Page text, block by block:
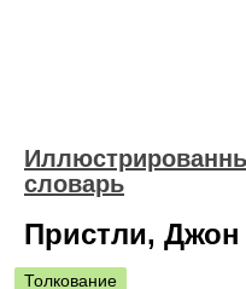
словарь
Пристли,
Толкование